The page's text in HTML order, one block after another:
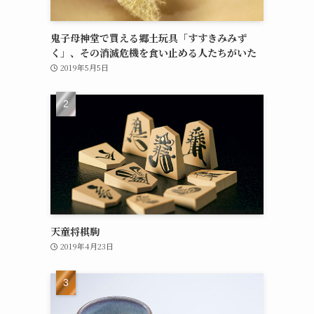
鬼子母神堂で買える郷土玩具「すすきみみず
く」、その消滅危機を食い止める人たちがいた
2019年5月5日
天童将棋駒
2019年4月23日